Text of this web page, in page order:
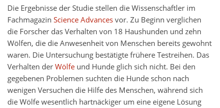
Die Ergebnisse der Studie stellen die Wissenschaftler im
Fachmagazin Science Advancesvor. Zu Beginn verglichen
die Forscher das Verhalten von 18 Haushunden und zehn
Wölfen, die die Anwesenheit von Menschen bereits gewohnt
waren. Die Untersuchung bestätigte frühere Testreihen. Das
Verhalten derWölfe und Hunde glich sich nicht. Bei den
gegebenen Problemen suchten die Hunde schon nach
wenigen Versuchen die Hilfe des Menschen, während sich
die Wölfe wesentlich hartnäckiger um eine eigene Lösung